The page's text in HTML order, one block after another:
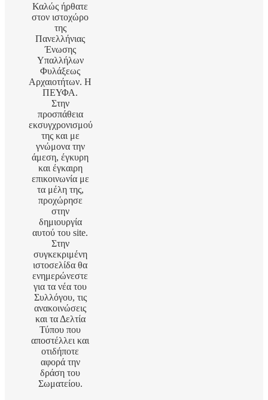
Καλώς ήρθατε
στον ιστοχώρο
της
Πανελλήνιας
Ένωσης
Υπαλλήλων
Φυλάξεως
Αρχαιοτήτων. Η
ΠΕΥΦΑ.
Στην
προσπάθεια
εκσυγχρονισμού
της και με
γνώμονα την
άμεση, έγκυρη
και έγκαιρη
επικοινωνία με
τα μέλη της,
προχώρησε
στην
δημιουργία
αυτού του site.
Στην
συγκεκριμένη
ιστοσελίδα θα
ενημερώνεστε
για τα νέα του
Συλλόγου, τις
ανακοινώσεις
και τα Δελτία
Τύπου που
αποστέλλει και
οτιδήποτε
αφορά την
δράση του
Σωματείου.